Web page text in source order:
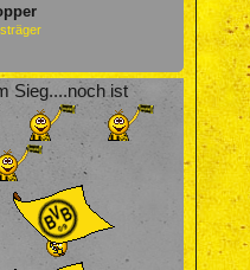
Sieg....noch ist